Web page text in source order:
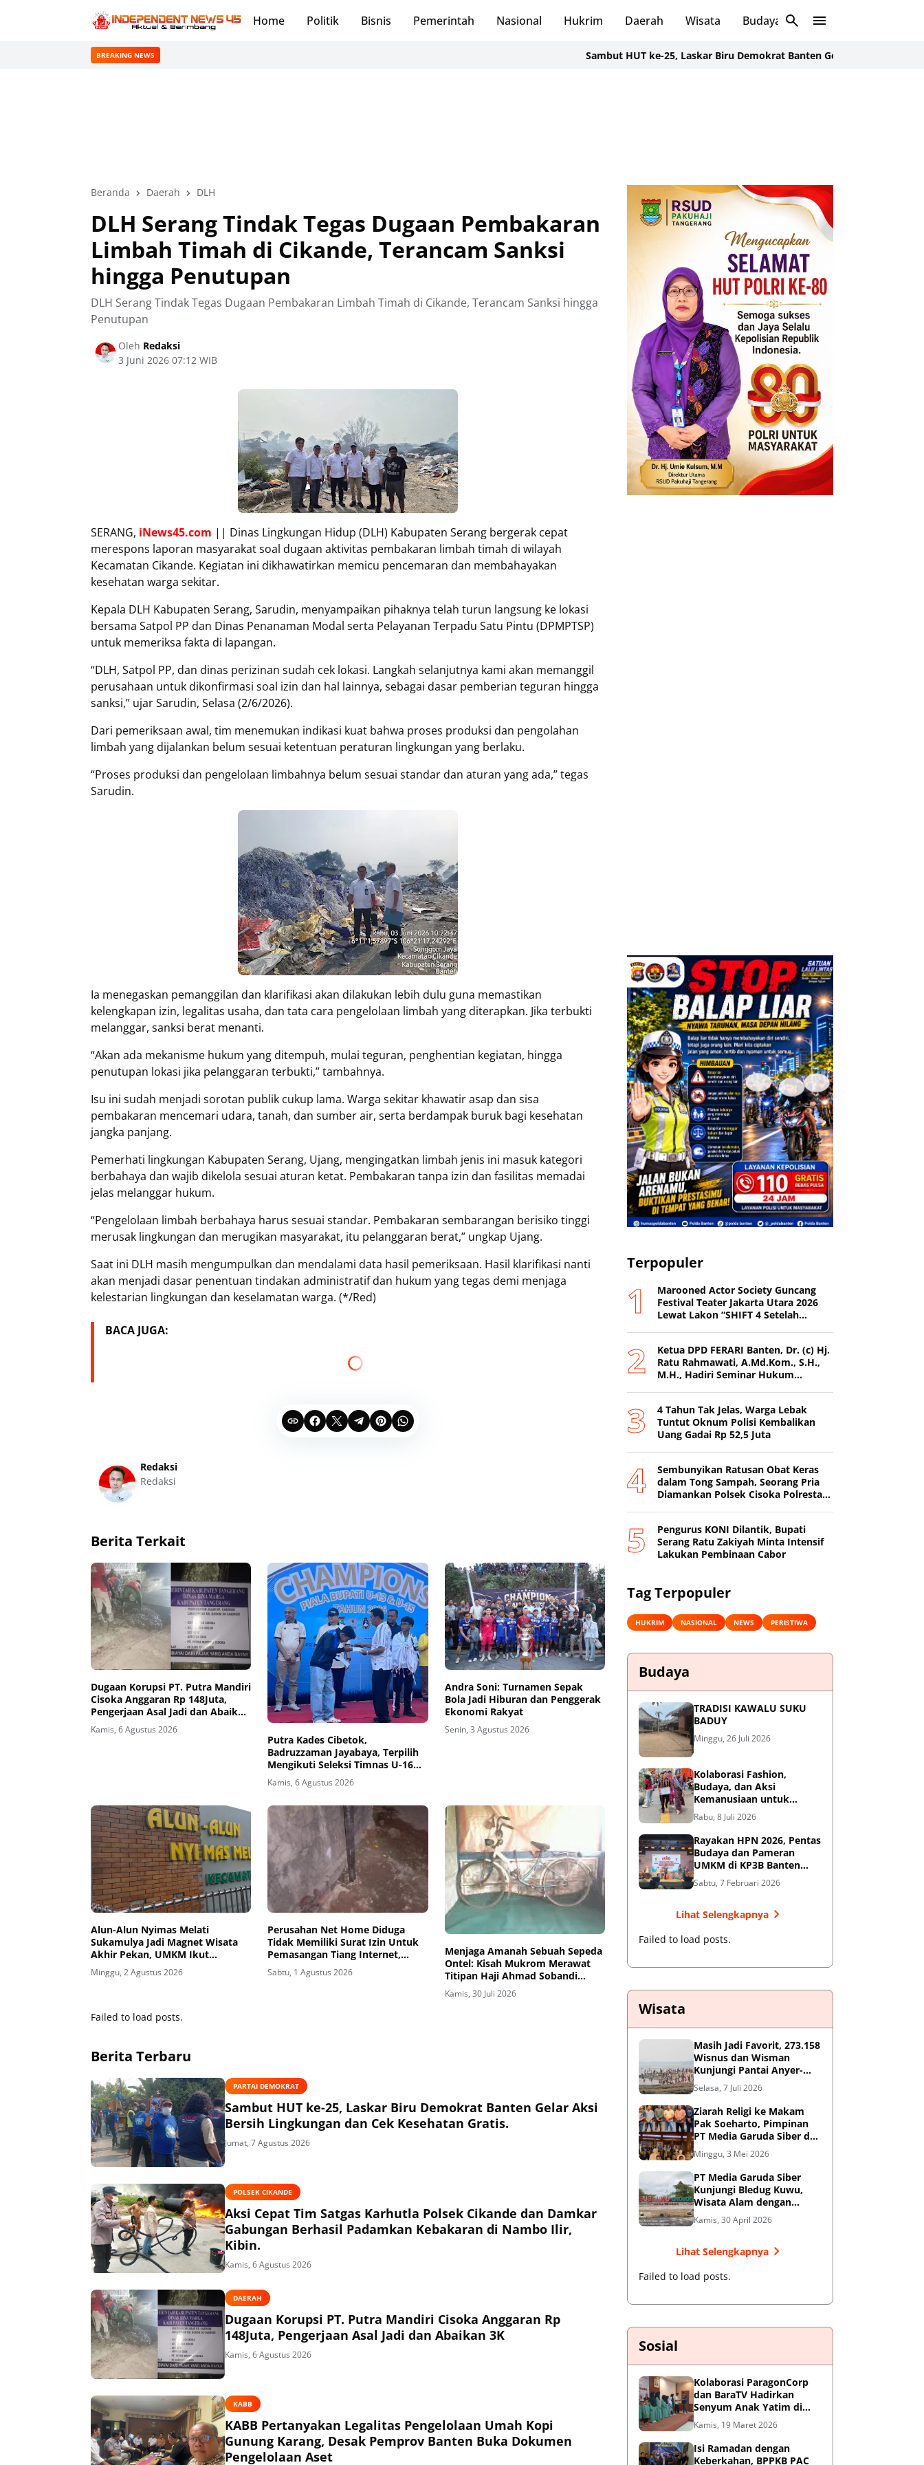
Home Politik Bisnis Pemerintah Nasional Hukrim Daerah Wisata Budaya Sosial
BREAKING NEWS Sambut HUT ke-25, Laskar Biru Demokrat Banten Gelar Aksi Bersih Lingkungan
Beranda Daerah DLH
DLH Serang Tindak Tegas Dugaan Pembakaran
Limbah Timah di Cikande, Terancam Sanksi
hingga Penutupan
DLH Serang Tindak Tegas Dugaan Pembakaran Limbah Timah di Cikande, Terancam Sanksi hingga
Penutupan
Oleh Redaksi
3 Juni 2026 07:12 WIB
SERANG, iNews45.com || Dinas Lingkungan Hidup (DLH) Kabupaten Serang bergerak cepat
merespons laporan masyarakat soal dugaan aktivitas pembakaran limbah timah di wilayah
Kecamatan Cikande. Kegiatan ini dikhawatirkan memicu pencemaran dan membahayakan
kesehatan warga sekitar.
Kepala DLH Kabupaten Serang, Sarudin, menyampaikan pihaknya telah turun langsung ke lokasi
bersama Satpol PP dan Dinas Penanaman Modal serta Pelayanan Terpadu Satu Pintu (DPMPTSP)
untuk memeriksa fakta di lapangan.
“DLH, Satpol PP, dan dinas perizinan sudah cek lokasi. Langkah selanjutnya kami akan memanggil
perusahaan untuk dikonfirmasi soal izin dan hal lainnya, sebagai dasar pemberian teguran hingga
sanksi,” ujar Sarudin, Selasa (2/6/2026).
Dari pemeriksaan awal, tim menemukan indikasi kuat bahwa proses produksi dan pengolahan
limbah yang dijalankan belum sesuai ketentuan peraturan lingkungan yang berlaku.
“Proses produksi dan pengelolaan limbahnya belum sesuai standar dan aturan yang ada,” tegas
Sarudin.
Ia menegaskan pemanggilan dan klarifikasi akan dilakukan lebih dulu guna memastikan
kelengkapan izin, legalitas usaha, dan tata cara pengelolaan limbah yang diterapkan. Jika terbukti
melanggar, sanksi berat menanti.
“Akan ada mekanisme hukum yang ditempuh, mulai teguran, penghentian kegiatan, hingga
penutupan lokasi jika pelanggaran terbukti,” tambahnya.
Isu ini sudah menjadi sorotan publik cukup lama. Warga sekitar khawatir asap dan sisa
pembakaran mencemari udara, tanah, dan sumber air, serta berdampak buruk bagi kesehatan
jangka panjang.
Pemerhati lingkungan Kabupaten Serang, Ujang, mengingatkan limbah jenis ini masuk kategori
berbahaya dan wajib dikelola sesuai aturan ketat. Pembakaran tanpa izin dan fasilitas memadai
jelas melanggar hukum.
“Pengelolaan limbah berbahaya harus sesuai standar. Pembakaran sembarangan berisiko tinggi
merusak lingkungan dan merugikan masyarakat, itu pelanggaran berat,” ungkap Ujang.
Saat ini DLH masih mengumpulkan dan mendalami data hasil pemeriksaan. Hasil klarifikasi nanti
akan menjadi dasar penentuan tindakan administratif dan hukum yang tegas demi menjaga
kelestarian lingkungan dan keselamatan warga. (*/Red)
BACA JUGA:
Redaksi
Redaksi
Berita Terkait
Dugaan Korupsi PT. Putra Mandiri
Cisoka Anggaran Rp 148Juta,
Pengerjaan Asal Jadi dan Abaikan
3K
Kamis, 6 Agustus 2026
Putra Kades Cibetok,
Badruzzaman Jayabaya, Terpilih
Mengikuti Seleksi Timnas U-16
PSSI, di Kalimantan
Kamis, 6 Agustus 2026
Andra Soni: Turnamen Sepak
Bola Jadi Hiburan dan Penggerak
Ekonomi Rakyat
Senin, 3 Agustus 2026
Alun-Alun Nyimas Melati
Sukamulya Jadi Magnet Wisata
Akhir Pekan, UMKM Ikut
Terdongkrak
Minggu, 2 Agustus 2026
Perusahan Net Home Diduga
Tidak Memiliki Surat Izin Untuk
Pemasangan Tiang Internet,
Dikeluhkan Warga
Sabtu, 1 Agustus 2026
Menjaga Amanah Sebuah Sepeda
Ontel: Kisah Mukrom Merawat
Titipan Haji Ahmad Sobandi
Selama Bertahun-tahun
Kamis, 30 Juli 2026
Failed to load posts.
Berita Terbaru
PARTAI DEMOKRAT
Sambut HUT ke-25, Laskar Biru Demokrat Banten Gelar Aksi
Bersih Lingkungan dan Cek Kesehatan Gratis.
Jumat, 7 Agustus 2026
POLSEK CIKANDE
Aksi Cepat Tim Satgas Karhutla Polsek Cikande dan Damkar
Gabungan Berhasil Padamkan Kebakaran di Nambo Ilir,
Kibin.
Kamis, 6 Agustus 2026
DAERAH
Dugaan Korupsi PT. Putra Mandiri Cisoka Anggaran Rp
148Juta, Pengerjaan Asal Jadi dan Abaikan 3K
Kamis, 6 Agustus 2026
KABB
KABB Pertanyakan Legalitas Pengelolaan Umah Kopi
Gunung Karang, Desak Pemprov Banten Buka Dokumen
Pengelolaan Aset
Terpopuler
Marooned Actor Society Guncang
Festival Teater Jakarta Utara 2026
Lewat Lakon “SHIFT 4 Setelah
Ketua DPD FERARI Banten, Dr. (c) Hj.
Ratu Rahmawati, A.Md.Kom., S.H.,
M.H., Hadiri Seminar Hukum
4 Tahun Tak Jelas, Warga Lebak
Tuntut Oknum Polisi Kembalikan
Uang Gadai Rp 52,5 Juta
Sembunyikan Ratusan Obat Keras
dalam Tong Sampah, Seorang Pria
Diamankan Polsek Cisoka Polresta
Pengurus KONI Dilantik, Bupati
Serang Ratu Zakiyah Minta Intensif
Lakukan Pembinaan Cabor
Tag Terpopuler
HUKRIM NASIONAL NEWS PERISTIWA
Budaya
TRADISI KAWALU SUKU
BADUY
Minggu, 26 Juli 2026
Kolaborasi Fashion,
Budaya, dan Aksi
Kemanusiaan untuk
Pasien Kanker Dhuafa
Rabu, 8 Juli 2026
Rayakan HPN 2026, Pentas
Budaya dan Pameran
UMKM di KP3B Banten
Sedot Antusiasme Warga
Sabtu, 7 Februari 2026
Lihat Selengkapnya
Failed to load posts.
Wisata
Masih Jadi Favorit, 273.158
Wisnus dan Wisman
Kunjungi Pantai Anyer-
Cinangka Selama Libur
Sekolah
Selasa, 7 Juli 2026
Ziarah Religi ke Makam
Pak Soeharto, Pimpinan
PT Media Garuda Siber dan
Redaksi Hormati Jasa Sang
Jendral Besar
Minggu, 3 Mei 2026
PT Media Garuda Siber
Kunjungi Bledug Kuwu,
Wisata Alam dengan
Segudang Keunikan dan
Potensi UMKM
Kamis, 30 April 2026
Lihat Selengkapnya
Failed to load posts.
Sosial
Kolaborasi ParagonCorp
dan BaraTV Hadirkan
Senyum Anak Yatim di
Hotel Le Semar Tangerang
Kamis, 19 Maret 2026
Isi Ramadan dengan
Keberkahan, BPPKB PAC